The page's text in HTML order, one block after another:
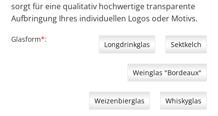
sorgt für eine qualitativ hochwertige transparente
Aufbringung Ihres individuellen Logos oder Motivs.
Glasform*
Longdrinkglas Sektkelch
Weinglas "Bordeaux"
Weizenbierglas Whiskyglas